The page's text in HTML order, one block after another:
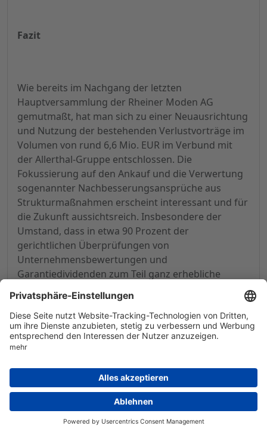
Fazit
Wie bereits im Nachgang der letzten
Hauptversammlung der Rheiner Moden AG
gemutmaßt, hat man sich zu einer Neuausrichtung
und Nutzung der bestehenden Verlustvorträge im
Volumen von rund 6,6 Mio. EUR im Verbund mit
der Allerthal-Gruppe entschlossen. Die
Fokussierung auf den Ankauf und die Verwertung
sogenannter Nachbesserungsansprüche aus
Strukturmaßnahmen erscheint interessant und für
die Zukunft aussichtsreich. Insbesondere der
Umstand, dass in etwa 90 Prozent der
gerichtlichen Überprüfungen von
Unternehmensbewertungen und
Garantiedividenden zum Teil ganz erhebliche
Anteilseigner ermittelt wurden, wie unlängst die
Schutzgemeinschaft der Kapitalanleger (SdK)
ermittelte, zeigt die erheblichen Chancen auf
diesem Sektor. Positiv ist zudem der Umstand zu
für den Zeitpunkt ab der Andienung der Aktien mit
dem Refinanzierungszinssatz der EZB zuzüglich 2
Prozent zu verzinsen sind.